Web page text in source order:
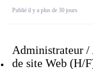
Publié il y a plus de 30 jours
Administrateur
de site Web (H/